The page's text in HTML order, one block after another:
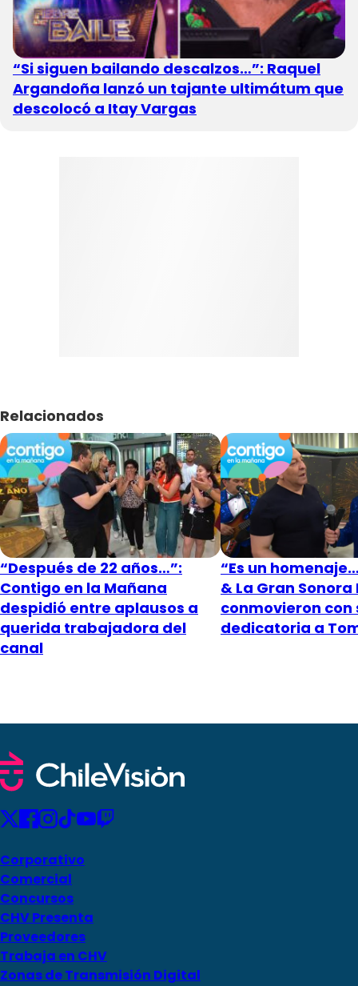
“Si siguen bailando descalzos…”: Raquel
Argandoña lanzó un tajante ultimátum que
descolocó a Itay Vargas
Relacionados
“Después de 22 años…”:
Contigo en la Mañana
despidió entre aplausos a
querida trabajadora del
canal
“Es un
& La Gran Sonora
conmovieron con
dedicatoria a
Corporativo
Comercial
Concursos
CHV Presenta
Proveedores
Trabaja en CHV
Zonas de Transmisión Digital